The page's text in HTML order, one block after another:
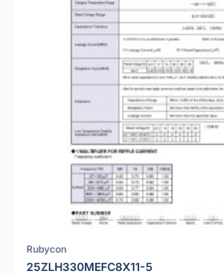
Rubycon
25ZLH330MEFC8X11-5